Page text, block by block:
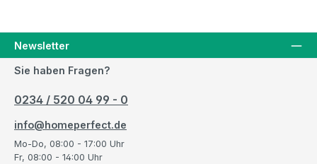
Newsletter
Sie haben Fragen?
0234 / 520 04 99 - 0
info@homeperfect.de
Mo-Do, 08:00 - 17:00 Uhr
Fr, 08:00 - 14:00 Uhr